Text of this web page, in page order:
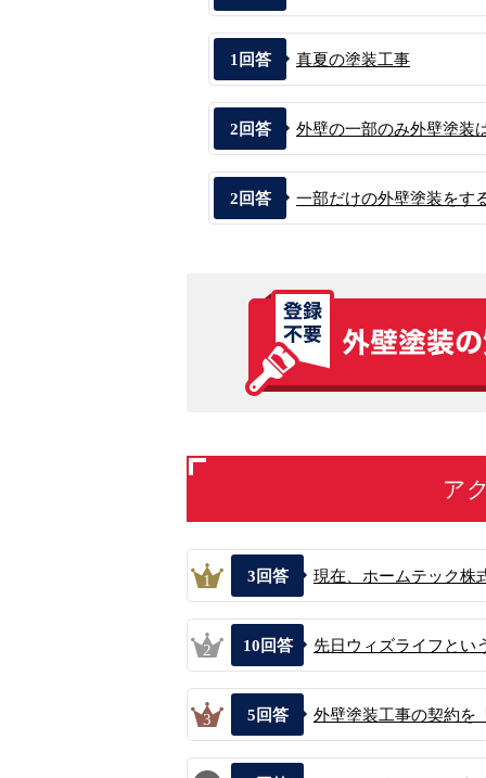
1 回答 真夏の塗装工事
2 回答 外壁の一部のみ外壁塗装
2 回答 一部だけの外壁塗装をす
ア
1 3 回答 現在、ホームテック株
2 10 回答 先日ウィズライフとい
3 5 回答 外壁塗装工事の契約を